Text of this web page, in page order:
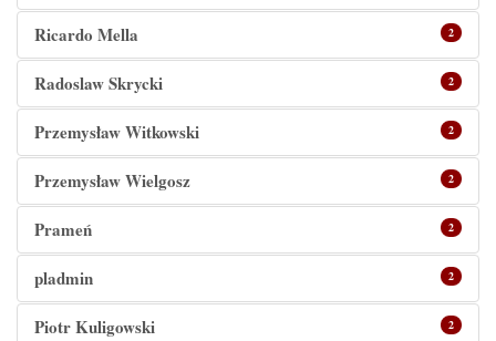
Ricardo Mella 2
Radoslaw Skrycki 2
Przemysław Witkowski 2
Przemysław Wielgosz 2
Prameń 2
pladmin 2
Piotr Kuligowski 2